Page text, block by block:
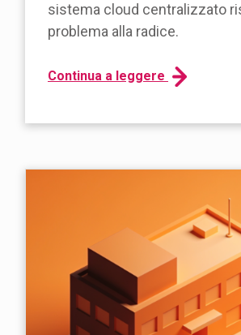
sistema cloud centralizzato
problema alla radice.
Continua a leggere